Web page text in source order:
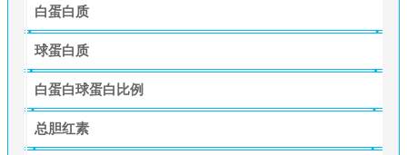
白蛋白质
球蛋白质
白蛋白球蛋白比例
总胆红素